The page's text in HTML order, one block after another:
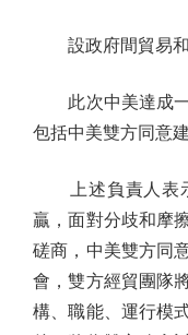
設政府間貿易和
此次中美達成一
包括中美雙方同意
上述負責人表示
贏，面對分歧和摩
磋商，中美雙方同
會，雙方經貿團隊
構、職能、運行模